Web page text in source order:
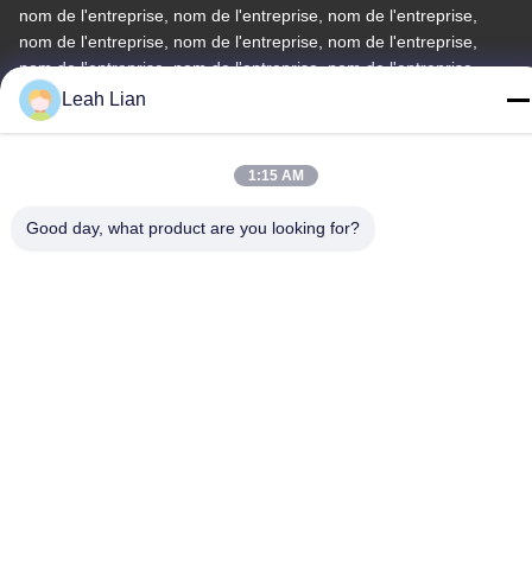
nom de l'entreprise, nom de l'entreprise, nom de l'entreprise,
nom de l'entreprise, nom de l'entreprise, nom de l'entreprise,
nom de l'entreprise, nom de l'entreprise, nom de l'entreprise,
nom
Téléphone
Leah Lian
1:15 AM
Good day, what product are you looking for?